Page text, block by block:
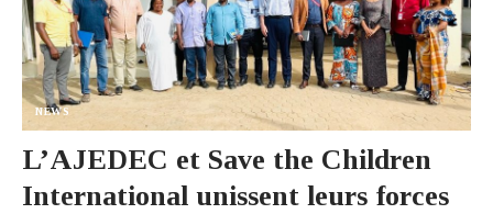
NEWS
L’AJEDEC et Save the Children
International unissent leurs forces